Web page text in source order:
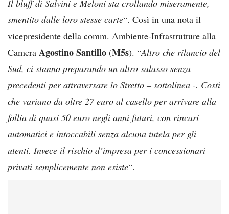
Il bluff di Salvini e Meloni sta crollando miseramente,
smentito dalle loro stesse carte“. Così in una nota il
vicepresidente della comm. Ambiente-Infrastrutture alla
Camera Agostino Santillo (M5s). “Altro che rilancio del
Sud, ci stanno preparando un altro salasso senza
precedenti per attraversare lo Stretto – sottolinea -. Costi
che variano da oltre 27 euro al casello per arrivare alla
follia di quasi 50 euro negli anni futuri, con rincari
automatici e intoccabili senza alcuna tutela per gli
utenti. Invece il rischio d’impresa per i concessionari
privati semplicemente non esiste“.